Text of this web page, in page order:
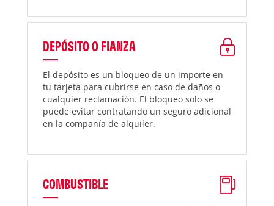
DEPÓSITO O FIANZA
El depósito es un bloqueo de un importe en
tu tarjeta para cubrirse en caso de daños o
cualquier reclamación. El bloqueo solo se
puede evitar contratando un seguro adicional
en la compañía de alquiler.
COMBUSTIBLE